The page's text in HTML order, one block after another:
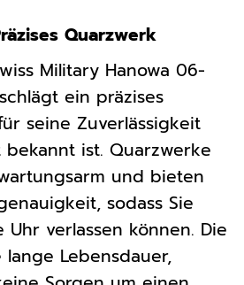
Quarzwerk
Military Hanowa 06-
ein präzises
seine Zuverlässigkeit
ist. Quarzwerke
und bieten
sodass Sie
verlassen können. Die
Lebensdauer,